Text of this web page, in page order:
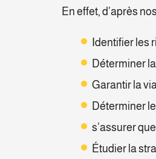
En effet, d’après
Identifier les
Déterminer
Garantir la
Déterminer
s’assurer
Étudier la